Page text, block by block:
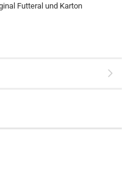
Futteral und Karton